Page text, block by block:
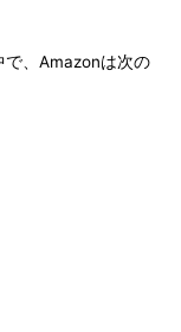
、Amazonは次の